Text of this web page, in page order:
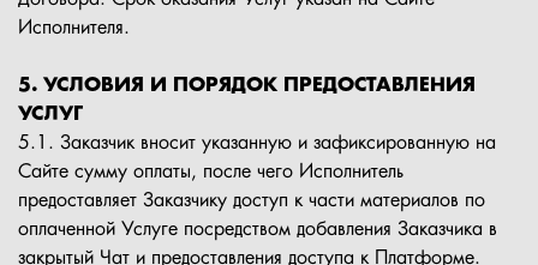
Исполнителя.
5. УСЛОВИЯ И ПОРЯДОК ПРЕДОСТАВЛЕНИЯ
УСЛУГ
5.1. Заказчик вносит указанную и зафиксированную на
Сайте сумму оплаты, после чего Исполнитель
предоставляет Заказчику доступ к части материалов по
оплаченной Услуге посредством добавления Заказчика в
закрытый Чат и предоставления доступа к Платформе.